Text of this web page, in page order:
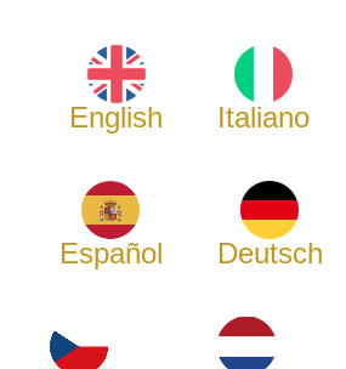
English Italiano
Español Deutsch